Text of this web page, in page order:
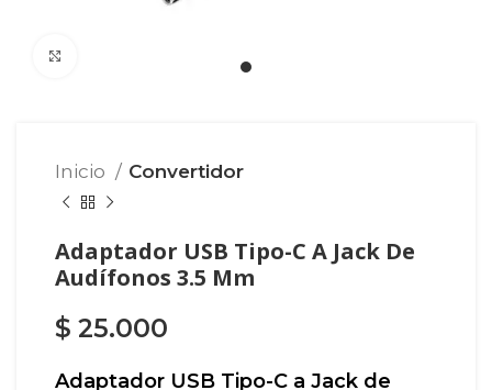
Inicio Convertidor
Adaptador USB Tipo-C A Jack De
Audífonos 3.5 Mm
$ 25.000
Adaptador USB Tipo-C a Jack de